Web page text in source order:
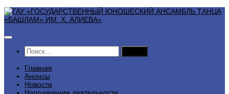
Перейти
к
Найти:
Главная
Анонсы
Новости